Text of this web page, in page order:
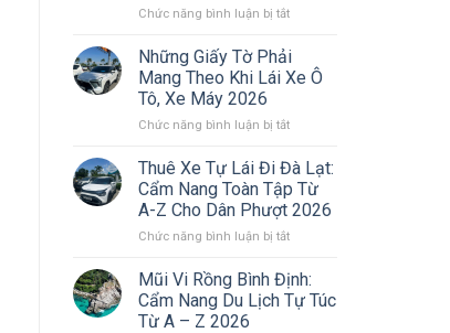
Chức năng bình luận bị tắtở
Dẫn
Thuê
Xe
Lái
Thực
Giấy
Tờ
Online
Nhanh
(2026)
Những Giấy Tờ Phải
Mang Theo Khi Lái Xe Ô
Tô, Xe Máy 2026
Chức năng bình luận bị tắtở
Giấy
Tờ
Phải
Mang
Theo
Lái
Xe
Ô
Thuê Xe Tự Lái Đi Đà Lạt:
Cẩm Nang Toàn Tập Từ
A-Z Cho Dân Phượt 2026
Chức năng bình luận bị tắtở
Xe
Tự
Lái
Mũi Vi Rồng Bình Định:
Cẩm Nang Du Lịch Tự Túc
Từ A – Z 2026